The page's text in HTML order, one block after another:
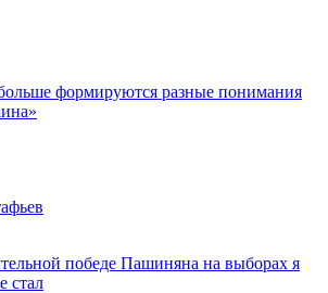
формируются разные понимания
победе Пашиняна на выборах я
стал